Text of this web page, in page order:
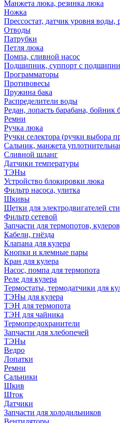
Манжета люка, резинка люка
Ножка
Прессостат, датчик уровня воды,
Отводы
Патрубки
Петля люка
Помпа, сливной насос
Подшипник, суппорт с
Программаторы
Противовесы
Пружина бака
Распределители воды
Редан, лопасть барабана, бойник
Ремни
Ручка люка
Ручки селектора (ручки выбора
Сальник, манжета
Сливной шланг
Датчики температуры
ТЭНы
Устройство блокировки люка
Фильтр насоса, улитка
Шкивы
Щетки для электродвигателей
Фильтр сетевой
Запчасти для термопотов,
Кабели, гнёзда
Клапана для кулера
Кнопки и клемные пары
Кран для кулера
Насос, помпа для термопота
Реле для кулера
Термостаты, термодатчики для
ТЭНы для кулера
ТЭН для термопота
ТЭН для чайника
Термопредохранители
Запчасти для хлебопечей
ТЭНы
Ведро
Лопатки
Ремни
Сальники
Шкив
Шток
Датчики
Запчасти для холодильников
Вентиляторы